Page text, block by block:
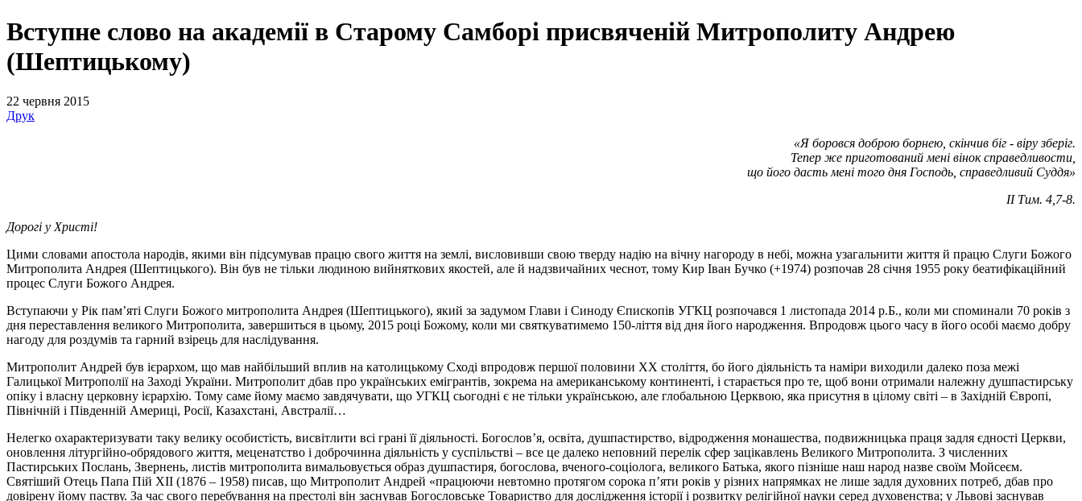
Вступне слово на академії в Старому Самборі присвяченій Митрополиту Андрею
(Шептицькому)
22 червня 2015
Друк
«Я боровся доброю борнею, скінчив біг - віру зберіг.
Тепер же приготований мені вінок справедливости,
що його дасть мені того дня Господь, справедливий Суддя»
ІІ Тим. 4,7-8.
Дорогі у Христі!
Цими словами апостола народів, якими він підсумував працю свого життя на землі, висловивши свою тверду надію на вічну нагороду в небі, можна узагальнити життя й працю Слуги Божого
Митрополита Андрея (Шептицького). Він був не тільки людиною вийняткових якостей, але й надзвичайних чеснот, тому Кир Іван Бучко (+1974) розпочав 28 січня 1955 року беатифікаційний
процес Слуги Божого Андрея.
Вступаючи у Рік пам’яті Слуги Божого митрополита Андрея (Шептицького), який за задумом Глави і Синоду Єпископів УГКЦ розпочався 1 листопада 2014 р.Б., коли ми споминали 70 років з
дня переставлення великого Митрополита, завершиться в цьому, 2015 році Божому, коли ми святкуватимемо 150-ліття від дня його народження. Впродовж цього часу в його особі маємо добру
нагоду для роздумів та гарний взірець для наслідування.
Митрополит Андрей був ієрархом, що мав найбільший вплив на католицькому Сході впродовж першої половини ХХ століття, бо його діяльність та наміри виходили далеко поза межі
Галицької Митрополії на Заході України. Митрополит дбав про українських емігрантів, зокрема на американському континенті, і старається про те, щоб вони отримали належну душпастирську
опіку і власну церковну ієрархію. Тому саме йому маємо завдячувати, що УГКЦ сьогодні є не тільки українською, але глобальною Церквою, яка присутня в цілому світі – в Західній Європі,
Північній і Південній Америці, Росії, Казахстані, Австралії…
Нелегко охарактеризувати таку велику особистість, висвітлити всі грані її діяльності. Богослов’я, освіта, душпастирство, відродження монашества, подвижницька праця задля єдності Церкви,
оновлення літургійно-обрядового життя, меценатство і доброчинна діяльність у суспільстві – все це далеко неповний перелік сфер зацікавлень Великого Митрополита. З численних
Пастирських Послань, Звернень, листів митрополита вимальовується образ душпастиря, богослова, вченого-соціолога, великого Батька, якого пізніше наш народ назве своїм Мойсеєм.
Святіший Отець Папа Пій ХІІ (1876 – 1958) писав, що Митрополит Андрей «працюючи невтомно протягом сорока п’яти років у різних напрямках не лише задля духовних потреб, дбав про
довірену йому паству. За час свого перебування на престолі він заснував Богословське Товариство для дослідження історії і розвитку релігійної науки серед духовенства; у Львові заснував